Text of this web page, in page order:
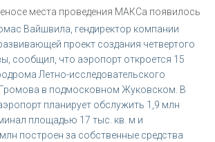
места проведения МАКСа появилось
Вайшвила, гендиректор компании
проект создания четвертого
сообщил, что аэропорт откроется 15
Летно-исследовательского
Громова в подмосковном Жуковском. В
планирует обслужить 1,9 млн
площадью 17 тыс. кв. м и
построен за собственные средства